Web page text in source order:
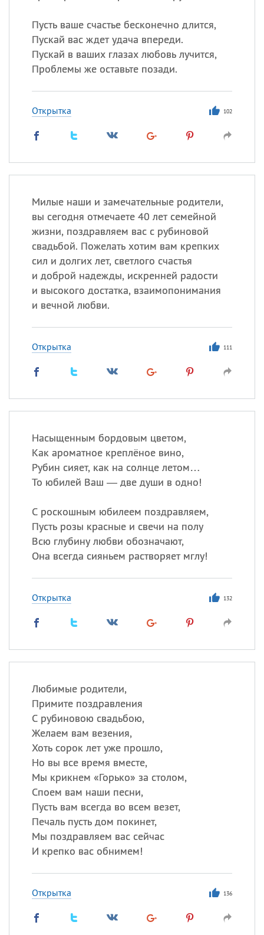
Пусть ваше счастье бесконечно длится,
Пускай вас ждет удача впереди.
Пускай в ваших глазах любовь лучится,
Проблемы же оставьте позади.
Открытка 102
Милые наши и замечательные родители,
вы сегодня отмечаете 40 лет семейной
жизни, поздравляем вас с рубиновой
свадьбой. Пожелать хотим вам крепких
сил и долгих лет, светлого счастья
и доброй надежды, искренней радости
и высокого достатка, взаимопонимания
и вечной любви.
Открытка 111
Насыщенным бордовым цветом,
Как ароматное креплёное вино,
Рубин сияет, как на солнце летом…
То юбилей Ваш — две души в одно!
С роскошным юбилеем поздравляем,
Пусть розы красные и свечи на полу
Всю глубину любви обозначают,
Она всегда сияньем растворяет мглу!
Открытка 132
Любимые родители,
Примите поздравления
С рубиновою свадьбою,
Желаем вам везения,
Хоть сорок лет уже прошло,
Но вы все время вместе,
Мы крикнем «Горько» за столом,
Споем вам наши песни,
Пусть вам всегда во всем везет,
Печаль пусть дом покинет,
Мы поздравляем вас сейчас
И крепко вас обнимем!
Открытка 136